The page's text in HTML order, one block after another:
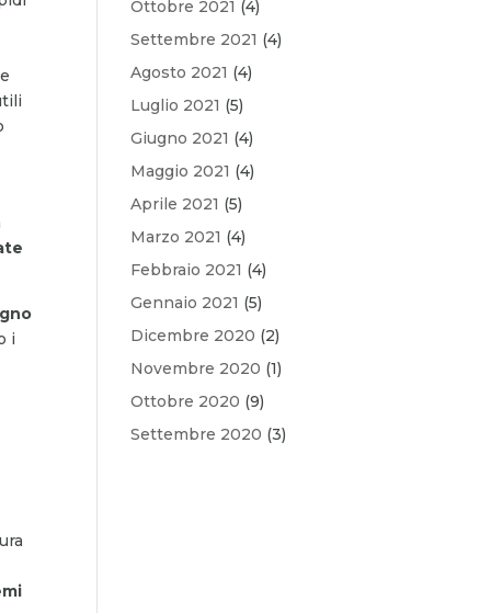
i
Ottobre 2021 (4)
Settembre 2021 (4)
Agosto 2021 (4)
Luglio 2021 (5)
Giugno 2021 (4)
Maggio 2021 (4)
Aprile 2021 (5)
Marzo 2021 (4)
Febbraio 2021 (4)
Gennaio 2021 (5)
Dicembre 2020 (2)
Novembre 2020 (1)
Ottobre 2020 (9)
Settembre 2020 (3)